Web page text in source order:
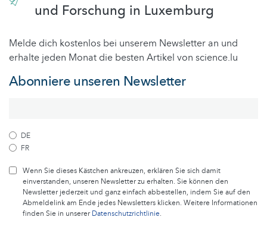
und Forschung in Luxemburg
Melde dich kostenlos bei unserem Newsletter an und
erhalte jeden Monat die besten Artikel von science.lu
Abonniere unseren Newsletter
DE
FR
Wenn Sie dieses Kästchen ankreuzen, erklären Sie sich damit
einverstanden, unseren Newsletter zu erhalten. Sie können den
Newsletter jederzeit und ganz einfach abbestellen, indem Sie auf den
Abmeldelink am Ende jedes Newsletters klicken. Weitere Informationen
finden Sie in unsererDatenschutzrichtlinie.